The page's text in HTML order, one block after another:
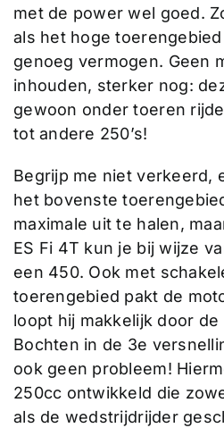
met de power wel goed.
als het hoge
genoeg vermogen. Geen
inhouden, sterker nog:
gewoon onder toeren
tot andere 250’s!
Begrijp me niet verkeerd,
het bovenste
maximale uit te halen,
ES Fi 4T kun je bij wijze
een 450. Ook met
toerengebied pakt de
loopt hij makkelijk door
Bochten in de 3e
ook geen probleem!
250cc ontwikkeld die
als de wedstrijdrijder